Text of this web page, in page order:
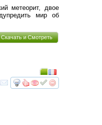
метеорит, двое
мир об
Скачать и Смотреть
смотретьинтересует